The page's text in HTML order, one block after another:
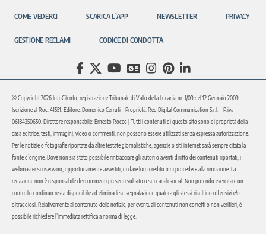
COME VEDERCI SCARICA L’APP NEWSLETTER PRIVACY
GESTIONE RECLAMI CODICE DI CONDOTTA
© Copyright 2026 InfoCilento, registrazione Tribunale di Vallo della Lucania nr. 1/09 del 12 Gennaio 2009.
Iscrizione al Roc: 41551. Editore: Domenico Cerruti – Proprietà: Red Digital Communication S.r.l. – P.iva
06134250650. Direttore responsabile: Ernesto Rocco | Tutti i contenuti di questo sito sono di proprietà della
casa editrice, testi, immagini, video o commenti, non possono essere utilizzati senza espressa autorizzazione.
Per le notizie o fotografie riportate da altre testate giornalistiche, agenzie o siti internet sarà sempre citata la
fonte d’origine. Dove non sia stato possibile rintracciare gli autori o aventi diritto dei contenuti riportati, i
webmaster si riservano, opportunamente avvertiti, di dare loro credito o di procedere alla rimozione. La
redazione non è responsabile dei commenti presenti sul sito o sui canali social. Non potendo esercitare un
controllo continuo resta disponibile ad eliminarli su segnalazione qualora gli stessi risultino offensivi e/o
oltraggiosi. Relativamente al contenuto delle notizie, per eventuali contenuti non corretti o non veritieri, è
possibile richiedere l’immediata rettifica a norma di legge.